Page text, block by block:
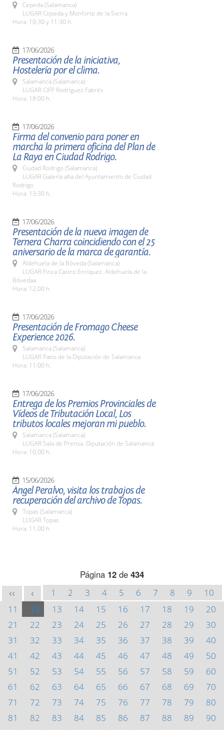
Cepeda (Salamanca)
LUGAR Cepeda y Monforte de la Sierra
Hora: 10:30 y 11:30 h.
17/06/2026
Presentación de la iniciativa,
Hostelería por el clima.
Salamanca (Salamanca)
LUGAR CIFP Rodríguez Fabrés
Hora: 18:00 h.
17/06/2026
Firma del convenio para poner en
marcha la primera oficina del Plan de
La Raya en Ciudad Rodrigo.
Ciudad Rodrigo (Salamanca)
LUGAR Galería alta del Ayuntamiento de Ciudad
Rodrigo
Hora: 13:30 h.
17/06/2026
Presentación de la nueva imagen de
Ternera Charra coincidiendo con el 25
aniversario de la marca de garantía.
Aldehuela de la Bóveda (Salamanca)
LUGAR Finca Castro Enríquez. Aldehuela de la
Bóvedaa
Hora: 12,00 h.
17/06/2026
Presentación de Fromago Cheese
Experience 2026.
Salamanca (Salamanca)
LUGAR Patio de la Diputación de Salamanca
Hora: 11:00 h.
17/06/2026
Entrega de los Premios Provinciales de
Vídeos de Tributación Local, Los
tributos locales mejoran mi pueblo.
Salamanca (Salamanca)
LUGAR Sala de Prensa. Diputación de Salamanca
Hora: 10,00 h.
15/06/2026
Ángel Peralvo, visita los trabajos de
recuperación del archivo de Topas.
Topas (Salamanca)
LUGAR Topas
Hora: 11,00 h.
Página 12 de 434
<< < 1 2 3 4 5 6 7 8 9
10
11
12 13 14 15 16 17 18 19
20
21
22 23 24 25 26 27 28 29
30
31
32 33 34 35 36 37 38 39
40
41
42 43 44 45 46 47 48 49
50
51
52 53 54 55 56 57 58 59
60
61
62 63 64 65 66 67 68 69
70
71
72 73 74 75 76 77 78 79
80
81
82 83 84 85 86 87 88 89
90